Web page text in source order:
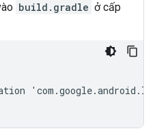
build.gradle ở cấp
' com .google.android .